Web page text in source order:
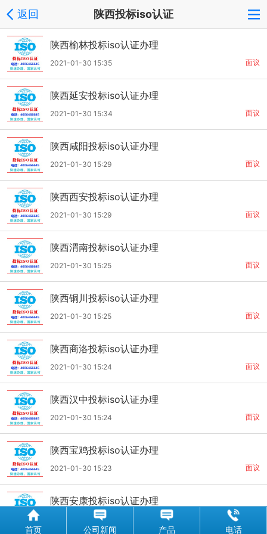
返回 陕西投标iso认证
陕西榆林投标iso认证办理
面议
2021-01-30 15:35
陕西延安投标iso认证办理
面议
2021-01-30 15:34
陕西咸阳投标iso认证办理
面议
2021-01-30 15:29
陕西西安投标iso认证办理
面议
2021-01-30 15:29
陕西渭南投标iso认证办理
面议
2021-01-30 15:25
陕西铜川投标iso认证办理
面议
2021-01-30 15:25
陕西商洛投标iso认证办理
面议
2021-01-30 15:24
陕西汉中投标iso认证办理
面议
2021-01-30 15:24
陕西宝鸡投标iso认证办理
面议
2021-01-30 15:23
陕西安康投标iso认证办理
2021-01-30 15:22
首页 公司新闻 产品 电话